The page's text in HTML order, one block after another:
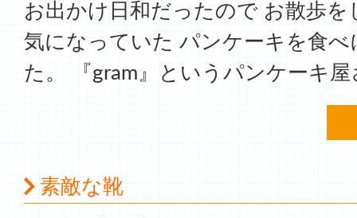
お出かけ日和だったので お散歩を
気になっていた パンケーキを食べ
た。 『gram』というパンケーキ
素敵な靴